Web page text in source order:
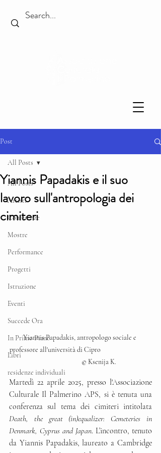
Post
All Posts
Artisti
Conferenze
Mostre
Performance
Progetti
Istruzione
Eventi
Succede Ora
In Primo Piano
Libri
residenze individuali
All Posts
Yiannis Papadakis e il suo
lavoro sull'antropologia dei
cimiteri
Yiannis Papadakis, antropologo sociale e
professore all'università di Cipro
                        © Ksenija K.
Martedì 22 aprile 2025, presso l'Associazione
Culturale Il Palmerino APS, si è tenuta una
Death, the great (in)equalizer: Cemeteries in
Denmark, Cyprus and Japan. L’incontro, tenuto
da Yiannis Papadakis, laureato a Cambridge